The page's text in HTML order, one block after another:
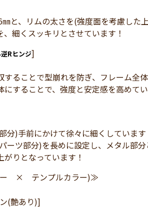
と、リムの太さを(強度面を考慮した
細くスッキリとさせています！
Rヒンジ]
ることで型崩れを防ぎ、フレーム全
することで、強度と安定感を高めてい
分)手前にかけて徐々に細くしています
ーツ部分)を長めに設定し、メタル部
りとなっています！
ー × テンプルカラー)≫
(艶あり)]